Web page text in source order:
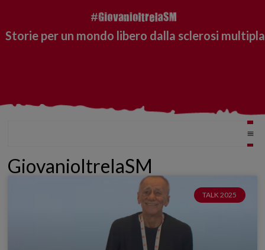
Storie per un mondo libero dalla sclerosi multipla
GiovanioltrelaSM
TALK 2025